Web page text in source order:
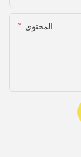
المحتوى